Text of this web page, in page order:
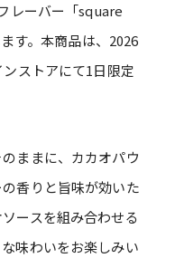
レーバー「square
す。本商品は、2026
ストアにて1日限定
ままに、カカオパウ
香りと旨味が効いた
ースを組み合わせる
味わいをお楽しみい